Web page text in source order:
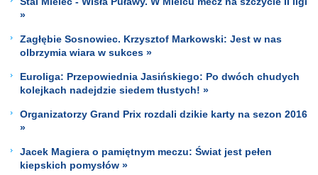
»
Zagłębie Sosnowiec. Krzysztof Markowski: Jest w nas
olbrzymia wiara w sukces »
Euroliga: Przepowiednia Jasińskiego: Po dwóch chudych
kolejkach nadejdzie siedem tłustych! »
Organizatorzy Grand Prix rozdali dzikie karty na sezon 2016
»
Jacek Magiera o pamiętnym meczu: Świat jest pełen
kiepskich pomysłów »